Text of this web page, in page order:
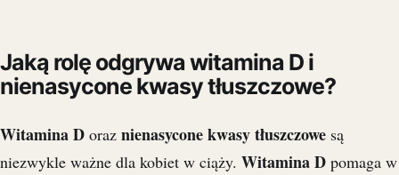
Jaką rolę odgrywa witamina D i
nienasycone kwasy tłuszczowe?
Witamina D oraz nienasycone kwasy tłuszczowe są
niezwykle ważne dla kobiet w ciąży. Witamina D pomaga w